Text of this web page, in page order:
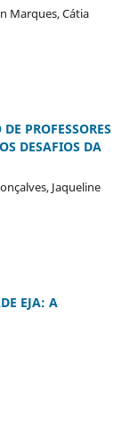
Marques, Cátia
PROFESSORES
DESAFIOS DA
Jaqueline
EJA: A